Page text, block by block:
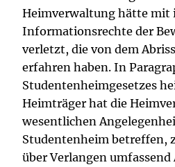
Heimverwaltung hätte mit
Informationsrechte der
verletzt, die von dem
erfahren haben. In
Studentenheimgesetzes
Heimträger hat die
wesentlichen
Studentenheim betreffen,
über Verlangen